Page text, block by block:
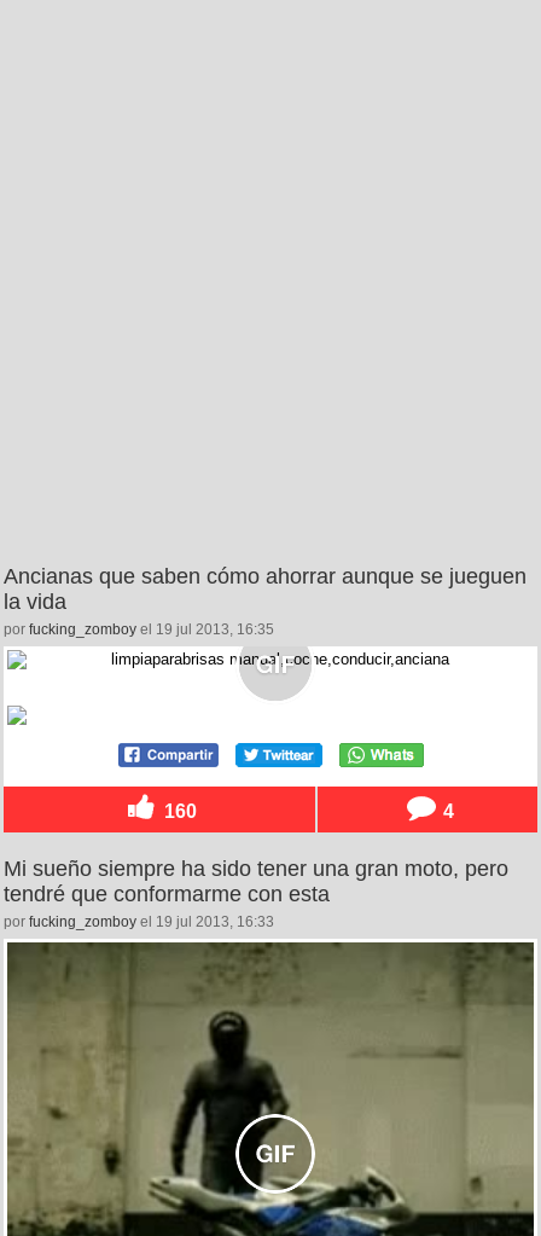
Ancianas que saben cómo ahorrar aunque se jueguen
la vida
por fucking_zomboy el 19 jul 2013, 16:35
160 4
Mi sueño siempre ha sido tener una gran moto, pero
tendré que conformarme con esta
por fucking_zomboy el 19 jul 2013, 16:33